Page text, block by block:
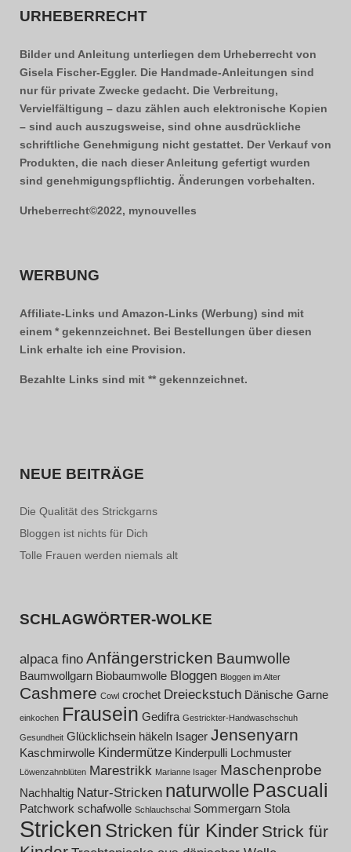
URHEBERRECHT
Bilder und Anleitung unterliegen dem Urheberrecht von
Gisela Fischer-Eggler. Die Handmade-Anleitungen sind
nur für private Zwecke gedacht. Die Verbreitung,
Vervielfältigung – dazu zählen auch elektronische Kopien
– sind auch auszugsweise, sind ohne ausdrückliche
schriftliche Genehmigung nicht gestattet. Der Verkauf von
Produkten, die nach dieser Anleitung gefertigt wurden
sind genehmigungspflichtig. Änderungen vorbehalten.
Urheberrecht©2022, mynouvelles
WERBUNG
Affiliate-Links und Amazon-Links (Werbung) sind mit
einem * gekennzeichnet. Bei Bestellungen über diesen
Link erhalte ich eine Provision.
Bezahlte Links sind mit ** gekennzeichnet.
NEUE BEITRÄGE
Die Qualität des Strickgarns
Bloggen ist nichts für Dich
Tolle Frauen werden niemals alt
SCHLAGWÖRTER-WOLKE
alpaca fino Anfängerstricken Baumwolle
Baumwollgarn Biobaumwolle Bloggen Bloggen im Alter
Cashmere Cowl crochet Dreieckstuch Dänische Garne
einkochen Frausein Gedifra Gestrickter-Handwaschschuh
Gesundheit Glücklichsein häkeln Isager Jensenyarn
Kaschmirwolle Kindermütze Kinderpulli Lochmuster
Löwenzahnblüten Marestrikk Marianne Isager Maschenprobe
Nachhaltig Natur-Stricken naturwolle Pascuali
Patchwork schafwolle Schlauchschal Sommergarn Stola
Stricken Stricken für Kinder Strick für